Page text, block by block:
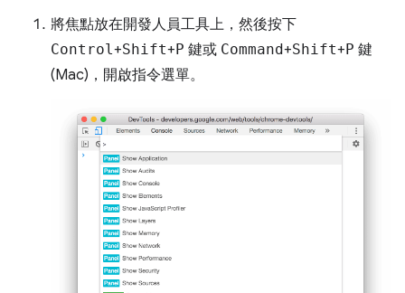
將焦點放在開發人員工具上，然後按下
Control+Shift+ P 鍵或 Command+Shift+ P 鍵
(Mac)，開啟指令選單。